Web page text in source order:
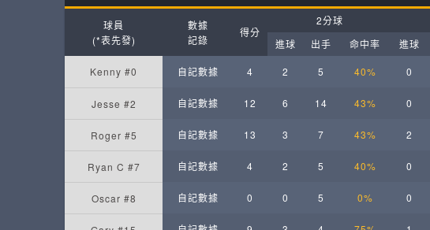
球員
(*表先發)
數據
記錄
得分
2分球
進球
出手 命中率 進球
Kenny #0 自記數據 4 2 5 40% 0
Jesse #2 自記數據 12 6 14 43% 0
Roger #5 自記數據 13 3 7 43% 2
Ryan C #7 自記數據 4 2 5 40% 0
Oscar #8 自記數據 0 0 5 0% 0